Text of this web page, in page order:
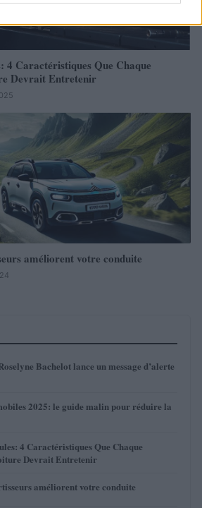
4 Caractéristiques Que Chaque
Devrait Entretenir
améliorent votre conduite
Bachelot lance un message d’alerte
2025: le guide malin pour réduire la
4 Caractéristiques Que Chaque
Devrait Entretenir
améliorent votre conduite